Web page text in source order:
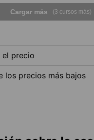
Cargar más (3 cursos más)
el precio
los precios más bajos